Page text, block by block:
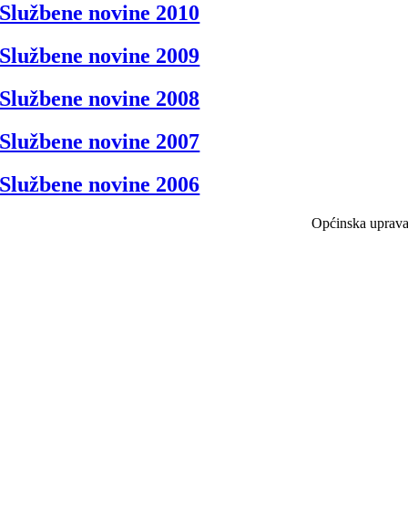
Službene novine 2010
Službene novine 2009
Službene novine 2008
Službene novine 2007
Službene novine 2006
Općinska uprava